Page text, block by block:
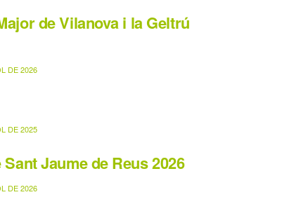
de Vilanova i la Geltrú
DE 2026
DE 2025
Sant Jaume de Reus 2026
DE 2026